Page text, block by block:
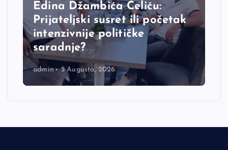
Edina Džambića Čeliću:
Prijateljski susret ili početak
intenzivnije političke
saradnje?
admin 5 Augusta, 2026